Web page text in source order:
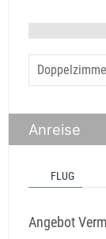
Anreise
FLUG
Angebot